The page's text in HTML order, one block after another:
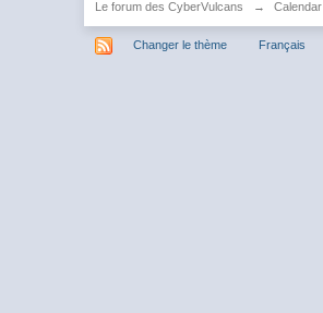
Le forum des CyberVulcans → Calendar
Changer le thème Français